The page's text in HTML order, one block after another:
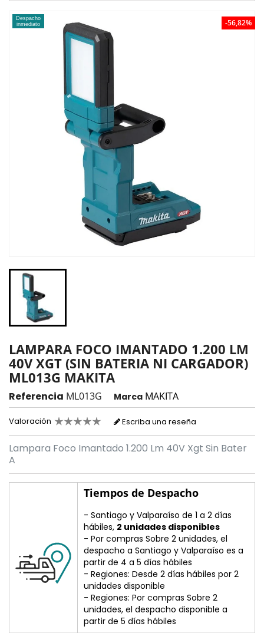
-56,82%
Despacho
inmediato
LAMPARA FOCO IMANTADO 1.200 LM
40V XGT (SIN BATERIA NI CARGADOR)
ML013G MAKITA
Referencia ML013G Marca MAKITA
Valoración Escriba una reseña
Lampara Foco Imantado 1.200 Lm 40V Xgt Sin Bater
A
Tiempos de Despacho
- Santiago y Valparaíso de 1 a 2 días
hábiles, 2 unidades disponibles
- Por compras Sobre 2 unidades, el
despacho a Santiago y Valparaíso es a
partir de 4 a 5 días hábiles
- Regiones: Desde 2 días hábiles por 2
unidades disponible
- Regiones: Por compras Sobre 2
unidades, el despacho disponible a
partir de 5 días hábiles